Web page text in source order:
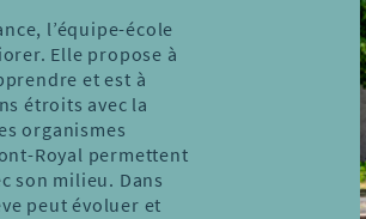
l’équipe-école
Elle propose à
et est à
étroits avec la
organismes
Royal permettent
son milieu. Dans
peut évoluer et